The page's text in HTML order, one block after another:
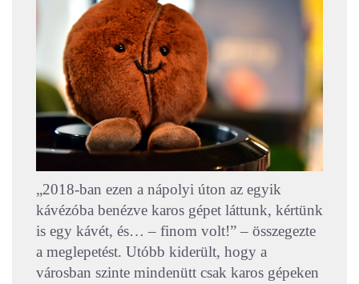
„2018-ban ezen a nápolyi úton az egyik
kávézóba benézve karos gépet láttunk, kértünk
is egy kávét, és… – finom volt!” – összegezte
a meglepetést. Utóbb kiderült, hogy a
városban szinte mindenütt csak karos gépeken